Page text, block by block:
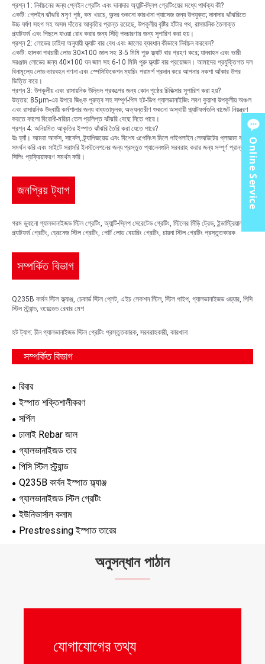
প্রশ্ন 1: নির্বাচনের জন্য প্লেইন গ্রেটিং এবং দানাদার অ্যান্টি-স্লিপ গ্রেটিংয়ের মধ্যে পার্থক্য কী?
একটি: প্লেইন ঝাঁঝরি মসৃণ পৃষ্ঠ, কম খরচে, অন্দর শুকনো কারখানা প্যাসেজ জন্য উপযুক্ত; দানাদার ঝাঁঝরিতে
উচ্চ ঘর্ষণ সহগ সহ অসম দাঁতের আকৃতির প্রান্ত রয়েছে, উপকূলীয় বৃষ্টির হাঁটার পথ, রাসায়নিক তৈলাক্ত
প্ল্যাটফর্ম এবং পিছলে যাওয়া রোধ করার জন্য সিঁড়ি পদচারণার জন্য সুপারিশ করা হয়।
প্রশ্ন 2: লোডের চাহিদা অনুযায়ী ফ্ল্যাট বার বেধ এবং জালের ব্যবধান কীভাবে নির্বাচন করবেন?
একটি: হালকা পথচারী লোড 30×100 জাল সহ 3-5 মিমি পুরু ফ্ল্যাট বার গ্রহণ করে; যানবাহন এবং ভারী
সরঞ্জাম লোডের জন্য 40×100 ঘন জাল সহ 6-10 মিমি পুরু ফ্ল্যাট বার প্রয়োজন। আমাদের প্রযুক্তিগত দল
বিনামূল্যে লোড-ভারবহন গণনা এবং স্পেসিফিকেশন ম্যাচিং পরামর্শ প্রদান করে আপনার নকশা আঁকার উপর
ভিত্তি করে।
প্রশ্ন 3: উপকূলীয় এবং রাসায়নিক উদ্ভিদ প্রকল্পের জন্য কোন পৃষ্ঠের চিকিত্সার সুপারিশ করা হয়?
উত্তর: 85μm-এর উপরে জিঙ্ক পুরুত্ব সহ সম্পূর্ণ-পিস হট-ডিপ গ্যালভানাইজিং লবণ কুয়াশা উপকূলীয় অঞ্চল
এবং রাসায়নিক উদ্বায়ী কর্মশালার জন্য বাধ্যতামূলক; অভ্যন্তরীণ শুকনো অস্থায়ী প্ল্যাটফর্মগুলি বাজেট নিয়ন্ত্রণ
করতে কালো বিরোধী-মরিচা তেল প্রলিপ্ত ঝাঁঝরি বেছে নিতে পারে।
প্রশ্ন 4: অনিয়মিত আকৃতির ইস্পাত ঝাঁঝরি তৈরি করা যেতে পারে?
উঃ হ্যাঁ। আমরা আর্কস, সার্কেল, ট্র্যাপিজয়েড এবং বিশেষ ওপেনিংস মিলে পাইপলাইন লেআউটের প্লাজমা কাটিং
সমর্থন করি এবং সাইটে সরাসরি ইনস্টলেশনের জন্য প্রস্তুত প্যানেলগুলি সরবরাহ করার জন্য সম্পূর্ণ প্রান্ত
সিলিং প্রক্রিয়াকরণ সমর্থন করি।
জনপ্রিয় ট্যাগ
গরম ডুবানো গ্যালভানাইজড স্টিল গ্রেটিং, অ্যান্টি-স্লিপ সেরেটেড গ্রেটিং, স্টিলের সিঁড়ি ট্রেড, ইন্ডাস্ট্রিয়াল
প্ল্যাটফর্ম গ্রেটিং, ড্রেনেজ স্টিল গ্রেটিং, পোর্ট লোড বেয়ারিং গ্রেটিং, চায়না স্টিল গ্রেটিং প্রস্তুতকারক
সম্পর্কিত বিভাগ
Q235B কার্বন স্টিল ফ্ল্যাঞ্জ, চেকার্ড স্টিল প্লেট, এইচ সেকশন স্টিল, স্টিল পাইপ, গ্যালভানাইজড ওয়্যার, পিসি
স্টিল স্ট্র্যান্ড, ওয়েল্ডেড রেবার মেশ
হট ট্যাগ: চীন গ্যালভানাইজড স্টিল গ্রেটিং প্রস্তুতকারক, সরবরাহকারী, কারখানা
সম্পর্কিত বিভাগ
রিবার
ইস্পাত শক্তিশালীকরণ
সর্পিল
ঢালাই Rebar জাল
গ্যালভানাইজড তার
পিসি স্টিল স্ট্র্যান্ড
Q235B কার্বন ইস্পাত ফ্ল্যাঞ্জ
গ্যালভানাইজড স্টিল গ্রেটিং
ইউনিভার্সাল কলাম
Prestressing ইস্পাত তারের
অনুসন্ধান পাঠান
যোগাযোগের তথ্য
Online Service